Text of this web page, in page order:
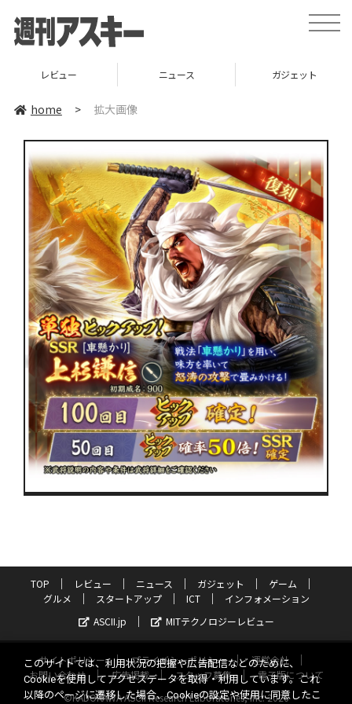
toggle
レビュー ニュース ガジェット
home > 拡大画像
TOP レビュー ニュース ガジェット
ゲーム
グルメ
スタートアップ ICT
インフォメーション
ASCII.jp
MITテクノロジーレビュー
サイトポリシー プライバシーポリシー
運営会社
お問い合わせ
広告掲載 スタッフ募集
電子版について
©KADOKAWA ASCII Research Laboratories, Inc. 2026
このサイトでは、利用状況の把握や広告配信などのために、
Cookieを使用してアクセスデータを取得・利用しています。これ
以降のページに遷移した場合、Cookieの設定や使用に同意したこ